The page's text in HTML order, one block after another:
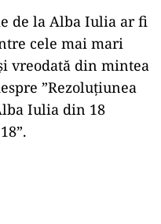
de la Alba Iulia ar fi
cele mai mari
vreodată din mintea
”Rezoluțiunea
Iulia din 18